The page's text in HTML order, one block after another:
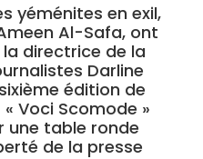
yéménites en exil,
Al-Safa, ont
directrice de la
Darline
édition de
« Voci Scomode »
une table ronde
de la presse